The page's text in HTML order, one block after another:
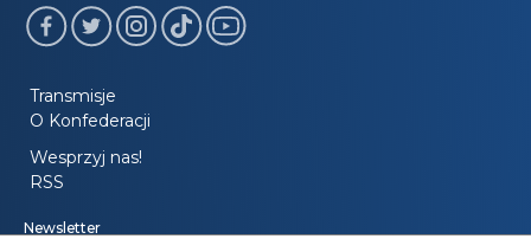
Transmisje
O Konfederacji
Wesprzyj nas!
RSS
Newsletter